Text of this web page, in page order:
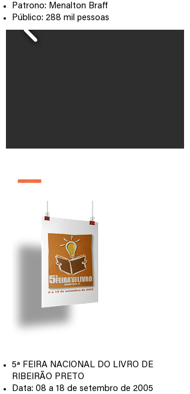
Patrono: Menalton Braff
Público: 288 mil pessoas
5ª FEIRA NACIONAL DO LIVRO DE
RIBEIRÃO PRETO
Data: 08 a 18 de setembro de 2005